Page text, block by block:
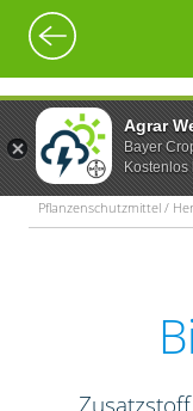
Agrar
Bayer
Kostenlos
Pflanzenschutzmittel /